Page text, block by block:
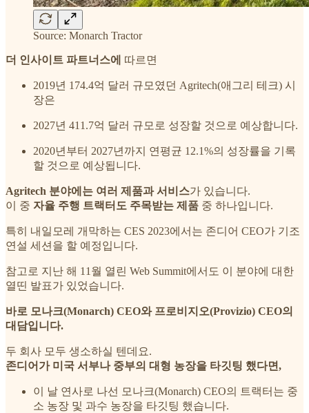
Source: Monarch Tractor
더 인사이트 파트너스에 따르면
2019년 174.4억 달러 규모였던 Agritech(애그리 테크) 시
장은
2027년 411.7억 달러 규모로 성장할 것으로 예상합니다.
2020년부터 2027년까지 연평균 12.1%의 성장률을 기록
할 것으로 예상됩니다.
Agritech 분야에는 여러 제품과 서비스가 있습니다.
이 중 자율 주행 트랙터도 주목받는 제품 중 하나입니다.
특히 내일모레 개막하는 CES 2023에서는 존디어 CEO가 기조
연설 세션을 할 예정입니다.
참고로 지난 해 11월 열린 Web Summit에서도 이 분야에 대한
열띤 발표가 있었습니다.
바로 모나크(Monarch) CEO와 프로비지오(Provizio) CEO의
대담입니다.
두 회사 모두 생소하실 텐데요.
존디어가 미국 서부나 중부의 대형 농장을 타깃팅 했다면,
이 날 연사로 나선 모나크(Monarch) CEO의 트랙터는 중
소 농장 및 과수 농장을 타깃팅 했습니다.